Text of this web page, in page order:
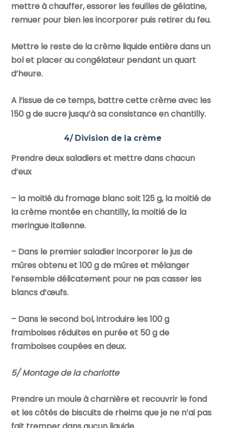
mettre à chauffer, essorer les feuilles de gélatine,
remuer pour bien les incorporer puis retirer du feu.
Mettre le reste de la crème liquide entière dans un
bol et placer au congélateur pendant un quart
d’heure.
A l’issue de ce temps, battre cette crème avec les
150 g de sucre jusqu’à sa consistance en chantilly.
4/ Division de la crème
Prendre deux saladiers et mettre dans chacun
d’eux
– la moitié du fromage blanc soit 125 g, la moitié de
la crème montée en chantilly, la moitié de la
meringue italienne.
– Dans le premier saladier incorporer le jus de
mûres obtenu et 100 g de mûres et mélanger
l’ensemble délicatement pour ne pas casser les
blancs d’œufs.
– Dans le second bol, introduire les 100 g
framboises réduites en purée et 50 g de
framboises coupées en deux.
5/ Montage de la charlotte
Prendre un moule à charnière et recouvrir le fond
et les côtés de biscuits de rheims que je ne n’ai pas